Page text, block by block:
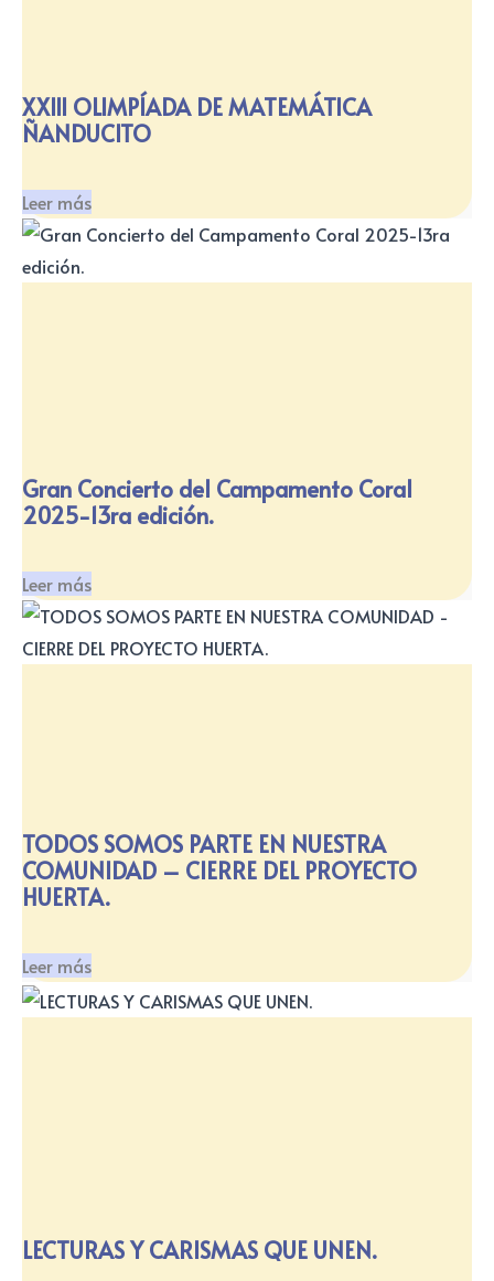
XXIII OLIMPÍADA DE MATEMÁTICA
ÑANDUCITO
Leer más
Gran Concierto del Campamento Coral
2025-13ra edición.
Leer más
TODOS SOMOS PARTE EN NUESTRA
COMUNIDAD – CIERRE DEL PROYECTO
HUERTA.
Leer más
LECTURAS Y CARISMAS QUE UNEN.